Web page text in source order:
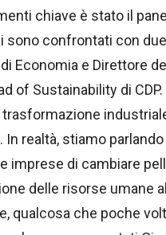
chiave è stato il
sono confrontati con
Economia e Direttore
of Sustainability di
In realtà, stiamo
imprese di cambiare
delle risorse umane
qualcosa che poche